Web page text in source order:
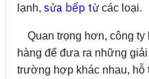
lạnh, sửa bếp từ các loại.
Quan trọng hơn, công
hàng để đưa ra những
trường hợp khác nhau, hỗ